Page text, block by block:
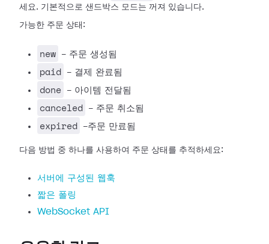
세요. 기본적으로 샌드박스 모드는 꺼져 있습니다.
가능한 주문 상태:
new - 주문 생성됨
paid - 결제 완료됨
done - 아이템 전달됨
canceled - 주문 취소됨
expired -주문 만료됨
다음 방법 중 하나를 사용하여 주문 상태를 추적하세요:
서버에 구성된 웹훅
짧은 폴링
WebSocket API